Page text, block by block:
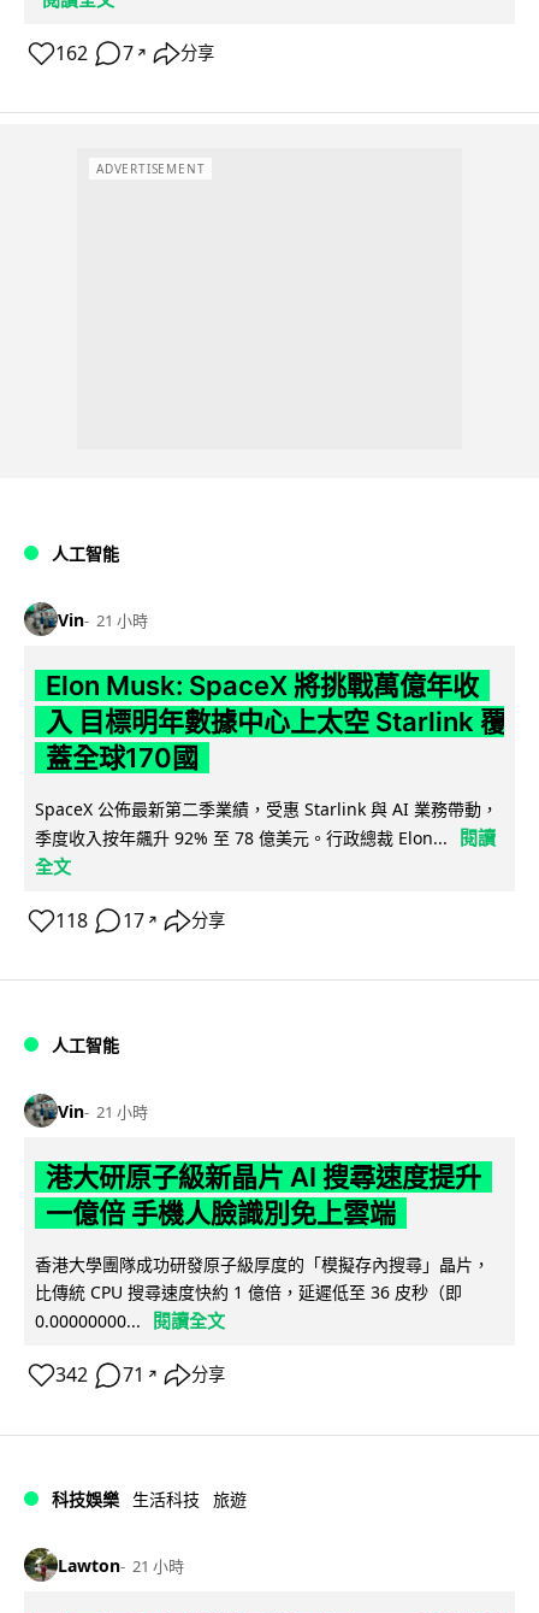
162 7 ↗ 分享
ADVERTISEMENT
人工智能
Vin 21 小時
Elon Musk: SpaceX 將挑戰萬億年收
入 目標明年數據中心上太空 Starlink 覆
蓋全球170國
SpaceX 公佈最新第二季業績，受惠 Starlink 與 AI 業務帶動，
季度收入按年飆升 92% 至 78 億美元。行政總裁 Elon...
閱讀
全文
118 17 ↗ 分享
人工智能
Vin 21 小時
港大研原子級新晶片 AI 搜尋速度提升
一億倍 手機人臉識別免上雲端
香港大學團隊成功研發原子級厚度的「模擬存內搜尋」晶片，
比傳統 CPU 搜尋速度快約 1 億倍，延遲低至 36 皮秒（即
0.00000000...
閱讀全文
342 71 ↗ 分享
科技娛樂 生活科技 旅遊
Lawton 21 小時